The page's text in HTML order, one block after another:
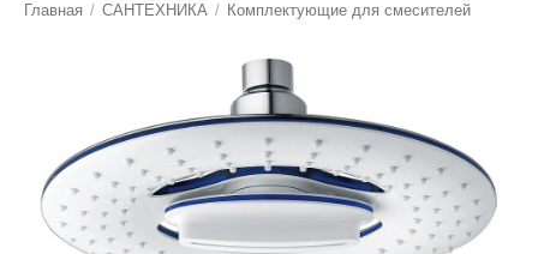
Главная / САНТЕХНИКА / Комплектующие для смесителей